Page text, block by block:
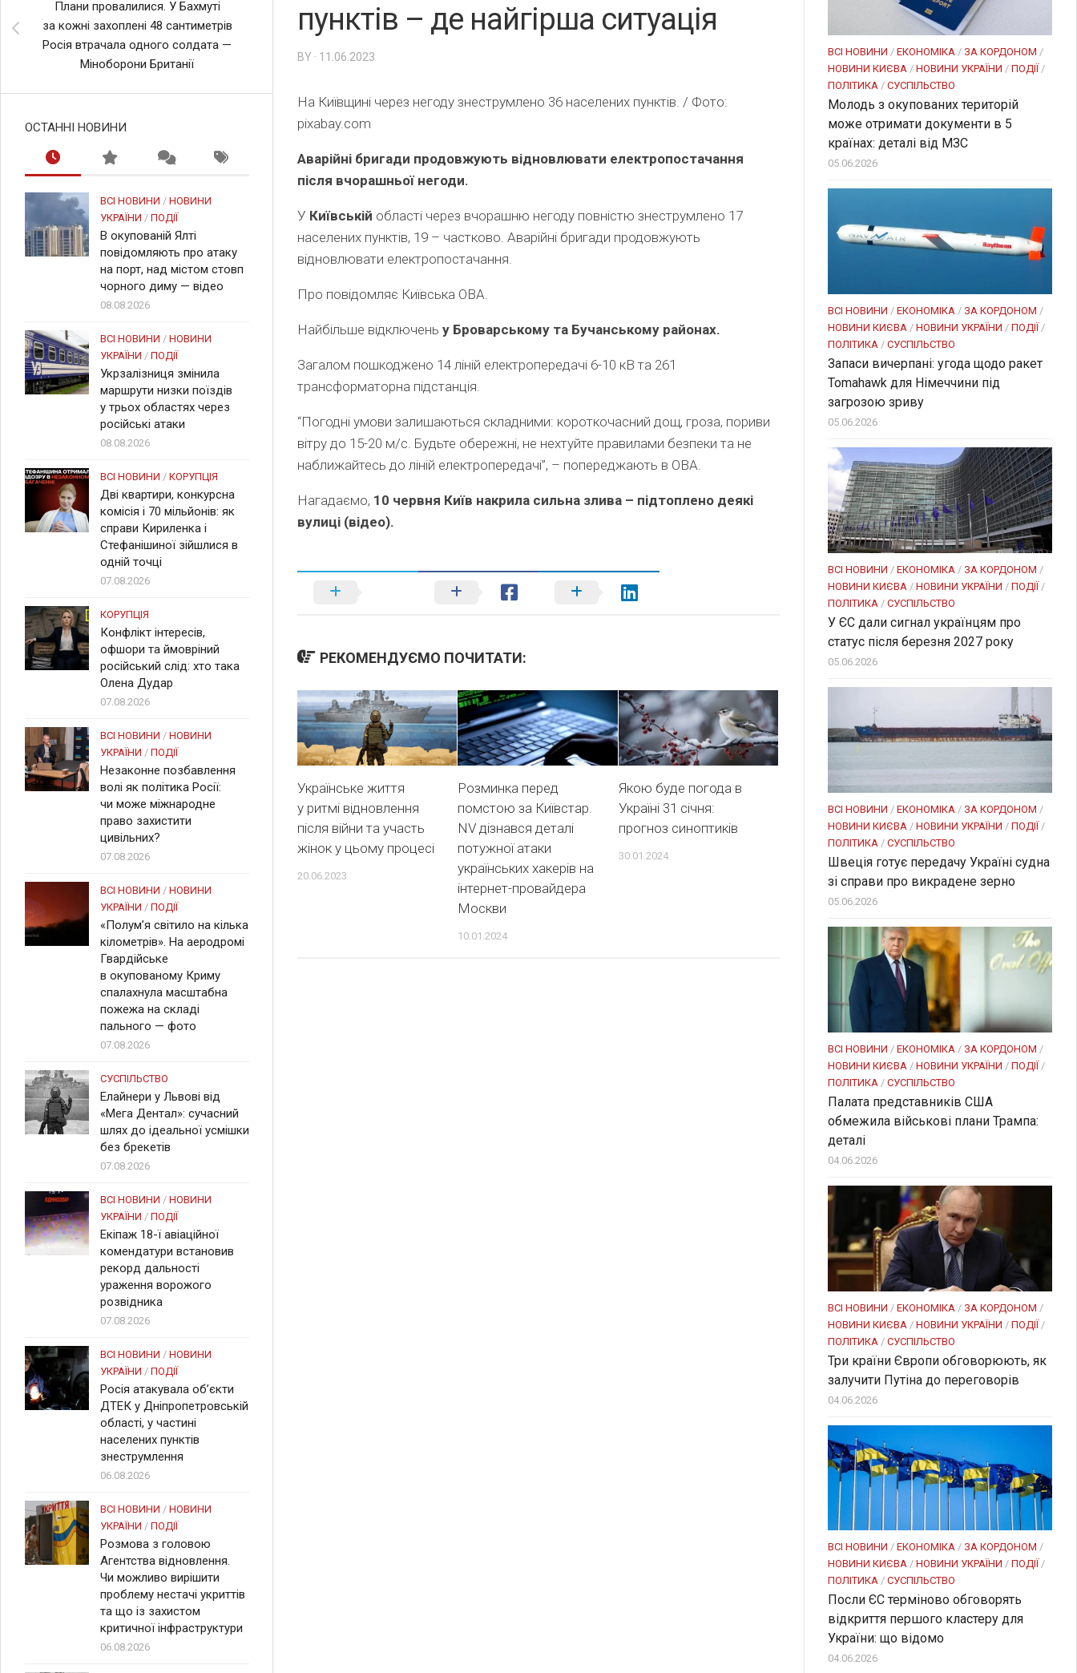
пунктів – де найгірша ситуація
BY · 11.06.2023
На Київщині через негоду знеструмлено 36 населених пунктів. / Фото:
pixabay.com
Аварійні бригади продовжують відновлювати електропостачання
після вчорашньої негоди.
У Київській області через вчорашню негоду повністю знеструмлено 17
населених пунктів, 19 – частково. Аварійні бригади продовжують
відновлювати електропостачання.
Про повідомляє Київська ОВА.
Найбільше відключень у Броварському та Бучанському районах.
Загалом пошкоджено 14 ліній електропередачі 6-10 кВ та 261
трансформаторна підстанція.
“Погодні умови залишаються складними: короткочасний дощ, гроза, пориви
вітру до 15-20 м/с. Будьте обережні, не нехтуйте правилами безпеки та не
наближайтесь до ліній електропередачі”, – попереджають в ОВА.
Нагадаємо, 10 червня Київ накрила сильна злива – підтоплено деякі
вулиці (відео).
РЕКОМЕНДУЄМО ПОЧИТАТИ:
Українське життя
у ритмі відновлення
після війни та участь
жінок у цьому процесі
20.06.2023
Розминка перед
помстою за Київстар.
NV дізнався деталі
потужної атаки
українських хакерів на
інтернет-провайдера
Москви
10.01.2024
Якою буде погода в
Україні 31 січня:
прогноз синоптиків
30.01.2024
Плани провалилися. У Бахмуті
за кожні захоплені 48 сантиметрів
Росія втрачала одного солдата —
Міноборони Британії
ОСТАННІ НОВИНИ
ВСІ НОВИНИ / НОВИНИ
УКРАЇНИ / ПОДІЇ
В окупованій Ялті
повідомляють про атаку
на порт, над містом стовп
чорного диму — відео
08.08.2026
ВСІ НОВИНИ / НОВИНИ
УКРАЇНИ / ПОДІЇ
Укрзалізниця змінила
маршрути низки поїздів
у трьох областях через
російські атаки
08.08.2026
ВСІ НОВИНИ / КОРУПЦІЯ
Дві квартири, конкурсна
комісія і 70 мільйонів: як
справи Кириленка і
Стефанішиної зійшлися в
одній точці
07.08.2026
КОРУПЦІЯ
Конфлікт інтересів,
офшори та ймовріний
російський слід: хто така
Олена Дудар
07.08.2026
ВСІ НОВИНИ / НОВИНИ
УКРАЇНИ / ПОДІЇ
Незаконне позбавлення
волі як політика Росії:
чи може міжнародне
право захистити
цивільних?
07.08.2026
ВСІ НОВИНИ / НОВИНИ
УКРАЇНИ / ПОДІЇ
«Полум’я світило на кілька
кілометрів». На аеродромі
Гвардійське
в окупованому Криму
спалахнула масштабна
пожежа на складі
пального — фото
07.08.2026
СУСПІЛЬСТВО
Елайнери у Львові від
«Мега Дентал»: сучасний
шлях до ідеальної усмішки
без брекетів
07.08.2026
ВСІ НОВИНИ / НОВИНИ
УКРАЇНИ / ПОДІЇ
Екіпаж 18-ї авіаційної
комендатури встановив
рекорд дальності
ураження ворожого
розвідника
07.08.2026
ВСІ НОВИНИ / НОВИНИ
УКРАЇНИ / ПОДІЇ
Росія атакувала об’єкти
ДТЕК у Дніпропетровській
області, у частині
населених пунктів
знеструмлення
06.08.2026
ВСІ НОВИНИ / НОВИНИ
УКРАЇНИ / ПОДІЇ
Розмова з головою
Агентства відновлення.
Чи можливо вирішити
проблему нестачі укриттів
та що із захистом
критичної інфраструктури
06.08.2026
ВСІ НОВИНИ / ЕКОНОМІКА / ЗА КОРДОНОМ /
НОВИНИ КИЄВА / НОВИНИ УКРАЇНИ / ПОДІЇ /
ПОЛІТИКА / СУСПІЛЬСТВО
Молодь з окупованих територій
може отримати документи в 5
країнах: деталі від МЗС
05.06.2026
ВСІ НОВИНИ / ЕКОНОМІКА / ЗА КОРДОНОМ /
НОВИНИ КИЄВА / НОВИНИ УКРАЇНИ / ПОДІЇ /
ПОЛІТИКА / СУСПІЛЬСТВО
Запаси вичерпані: угода щодо ракет
Tomahawk для Німеччини під
загрозою зриву
05.06.2026
ВСІ НОВИНИ / ЕКОНОМІКА / ЗА КОРДОНОМ /
НОВИНИ КИЄВА / НОВИНИ УКРАЇНИ / ПОДІЇ /
ПОЛІТИКА / СУСПІЛЬСТВО
У ЄС дали сигнал українцям про
статус після березня 2027 року
05.06.2026
ВСІ НОВИНИ / ЕКОНОМІКА / ЗА КОРДОНОМ /
НОВИНИ КИЄВА / НОВИНИ УКРАЇНИ / ПОДІЇ/
ПОЛІТИКА / СУСПІЛЬСТВО
Швеція готує передачу Україні судна
зі справи про викрадене зерно
05.06.2026
ВСІ НОВИНИ / ЕКОНОМІКА / ЗА КОРДОНОМ /
НОВИНИ КИЄВА / НОВИНИ УКРАЇНИ / ПОДІЇ/
ПОЛІТИКА / СУСПІЛЬСТВО
Палата представників США
обмежила військові плани Трампа:
деталі
04.06.2026
ВСІ НОВИНИ / ЕКОНОМІКА / ЗА КОРДОНОМ /
НОВИНИ КИЄВА / НОВИНИ УКРАЇНИ / ПОДІЇ/
ПОЛІТИКА / СУСПІЛЬСТВО
Три країни Європи обговорюють, як
залучити Путіна до переговорів
04.06.2026
ВСІ НОВИНИ / ЕКОНОМІКА / ЗА КОРДОНОМ /
НОВИНИ КИЄВА / НОВИНИ УКРАЇНИ / ПОДІЇ /
ПОЛІТИКА / СУСПІЛЬСТВО
Посли ЄC терміново обговорять
відкриття першого кластеру для
України: що відомо
04.06.2026